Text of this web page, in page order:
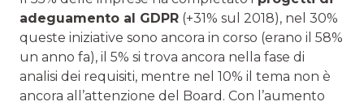
adeguamento al GDPR (+31% sul 2018), nel 30%
queste iniziative sono ancora in corso (erano il 58%
un anno fa), il 5% si trova ancora nella fase di
analisi dei requisiti, mentre nel 10% il tema non è
ancora all’attenzione del Board. Con l’aumento